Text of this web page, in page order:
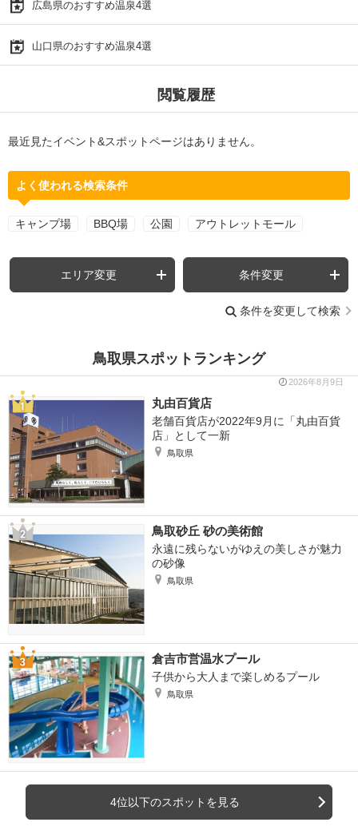
広島県のおすすめ温泉4選
山口県のおすすめ温泉4選
閲覧履歴
最近見たイベント&スポットページはありません。
よく使われる検索条件
キャンプ場 BBQ場 公園 アウトレットモール
エリア変更 条件変更
条件を変更して検索
鳥取県スポットランキング
2026年8月9日
丸由百貨店
老舗百貨店が2022年9月に「丸由百貨
店」として一新
鳥取県
鳥取砂丘 砂の美術館
永遠に残らないがゆえの美しさが魅力
の砂像
鳥取県
倉吉市営温水プール
子供から大人まで楽しめるプール
鳥取県
4位以下のスポットを見る